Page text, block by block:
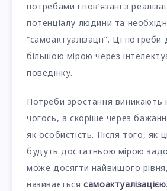
потребами і пов’язані з
потенціалу людини та
“самоактуалізації”. Ці
більшою мірою через
поведінку.
Потреби зростання виникають
чогось, а скоріше через
як особистість. Після того, як
будуть достатньою мірою
може досягти найвищого
називаєтьсясамоактуалізацією